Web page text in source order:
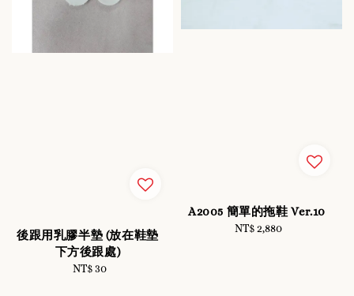
後跟用乳膠半墊 (放在鞋墊
下方後跟處)
Regular
NT$ 30
A2005 簡單的拖鞋 Ver.10
Regular
NT$ 2,880